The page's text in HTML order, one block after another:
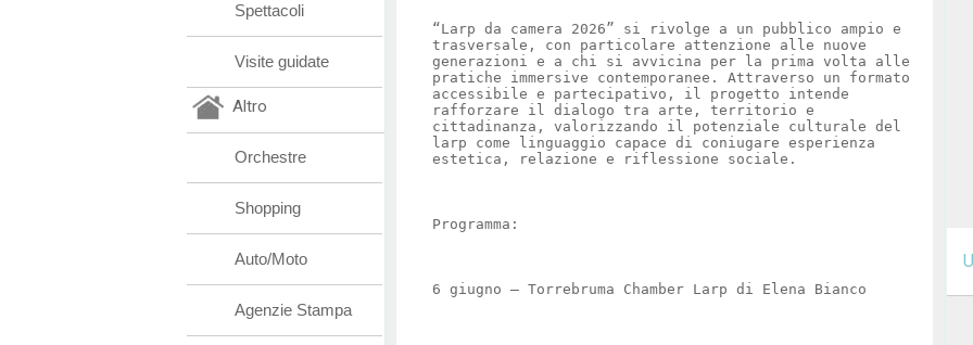
“Larp da camera 2026” si rivolge a un pubblico ampio e
trasversale, con particolare attenzione alle nuove
generazioni e a chi si avvicina per la prima volta alle
pratiche immersive contemporanee. Attraverso un formato
accessibile e partecipativo, il progetto intende
rafforzare il dialogo tra arte, territorio e
cittadinanza, valorizzando il potenziale culturale del
larp come linguaggio capace di coniugare esperienza
estetica, relazione e riflessione sociale.
Programma:
6 giugno – Torrebruma Chamber Larp di Elena Bianco
Spettacoli
Visite guidate
Altro
Orchestre
Shopping
Auto/Moto
Agenzie Stampa